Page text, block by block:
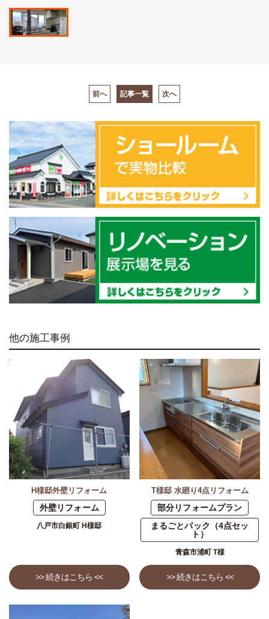
前へ 記事一覧 次へ
他の施工事例
H様邸外壁リフォーム
外壁リフォーム
八戸市白銀町 H様邸
>> 続きはこちら <<
T様邸 水廻り4点リフォーム
部分リフォームプラン
まるごとパック（4点セッ
ト）
青森市浦町 T様
>> 続きはこちら <<